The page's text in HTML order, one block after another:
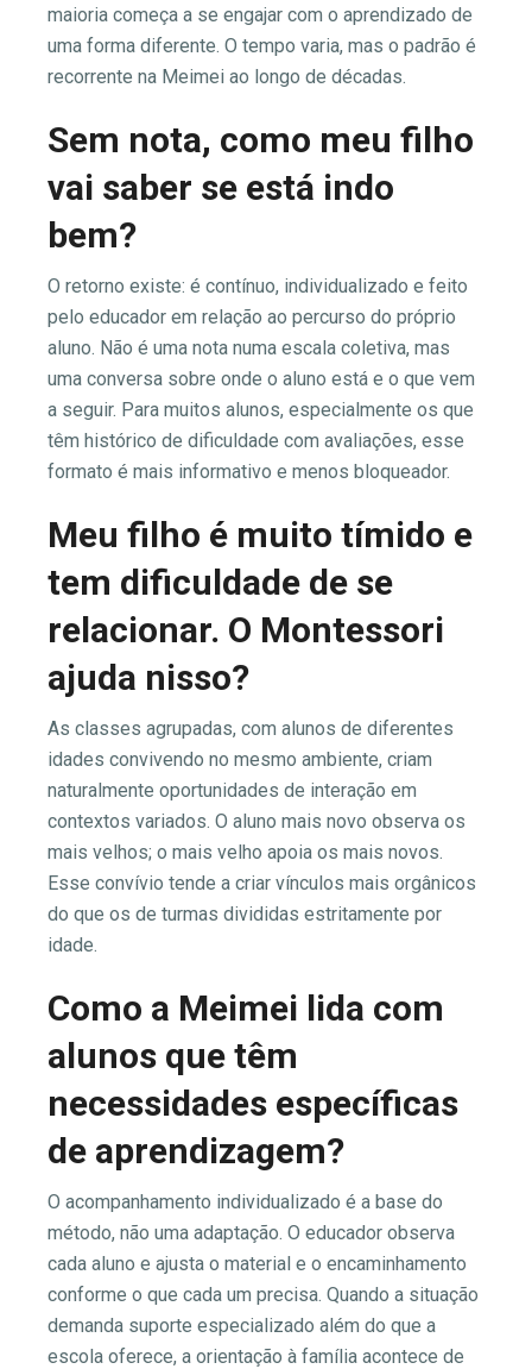
maioria começa a se engajar com o aprendizado de
uma forma diferente. O tempo varia, mas o padrão é
recorrente na Meimei ao longo de décadas.
Sem nota, como meu filho
vai saber se está indo
bem?
O retorno existe: é contínuo, individualizado e feito
pelo educador em relação ao percurso do próprio
aluno. Não é uma nota numa escala coletiva, mas
uma conversa sobre onde o aluno está e o que vem
a seguir. Para muitos alunos, especialmente os que
têm histórico de dificuldade com avaliações, esse
formato é mais informativo e menos bloqueador.
Meu filho é muito tímido e
tem dificuldade de se
relacionar. O Montessori
ajuda nisso?
As classes agrupadas, com alunos de diferentes
idades convivendo no mesmo ambiente, criam
naturalmente oportunidades de interação em
contextos variados. O aluno mais novo observa os
mais velhos; o mais velho apoia os mais novos.
Esse convívio tende a criar vínculos mais orgânicos
do que os de turmas divididas estritamente por
idade.
Como a Meimei lida com
alunos que têm
necessidades específicas
de aprendizagem?
O acompanhamento individualizado é a base do
método, não uma adaptação. O educador observa
cada aluno e ajusta o material e o encaminhamento
conforme o que cada um precisa. Quando a situação
demanda suporte especializado além do que a
escola oferece, a orientação à família acontece de